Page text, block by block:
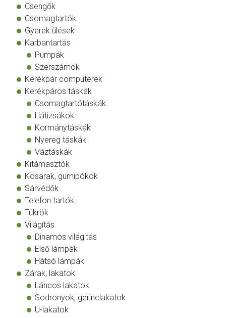
Csengők
Csomagtartók
Gyerek ülések
Karbantartás
Pumpák
Szerszámok
Kerékpár computerek
Kerékpáros táskák
Csomagtartótáskák
Hátizsákok
Kormánytáskák
Nyereg táskák
Váztáskák
Kitámasztók
Kosarak, gumipókok
Sárvédők
Telefon tartók
Tükrök
Világítás
Dinamós világítás
Első lámpák
Hátsó lámpák
Zárak, lakatok
Láncos lakatok
Sodronyok, gerinclakatok
U-lakatok